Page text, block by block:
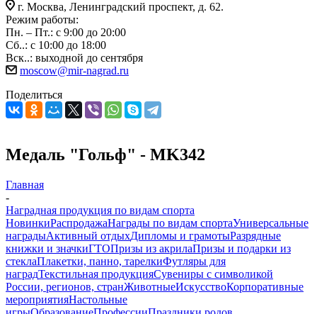
г. Москва, Ленинградский проспект, д. 62.
Режим работы:
Пн. – Пт.: с 9:00 до 20:00
Сб..: с 10:00 до 18:00
Вск..: выходной до сентября
moscow@mir-nagrad.ru
Поделиться
Медаль "Гольф" - MK342
Главная
-
Наградная продукция по видам спорта
НовинкиРаспродажаНаграды по видам спортаУниверсальные
наградыАктивный отдыхДипломы и грамотыРазрядные
книжки и значкиГТОПризы из акрилаПризы и подарки из
стеклаПлакетки, панно, тарелкиФутляры для
наградТекстильная продукцияСувениры с символикой
России, регионов, странЖивотныеИскусствоКорпоративные
мероприятияНастольные